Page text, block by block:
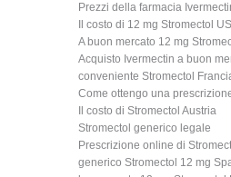
Prezzi della farmacia
Il costo di 12 mg Stromectol
A buon mercato 12 mg
Acquisto Ivermectin a buon
conveniente Stromectol
Come ottengo una
Il costo di Stromectol Austria
Stromectol generico legale
Prescrizione online di
generico Stromectol 12 mg